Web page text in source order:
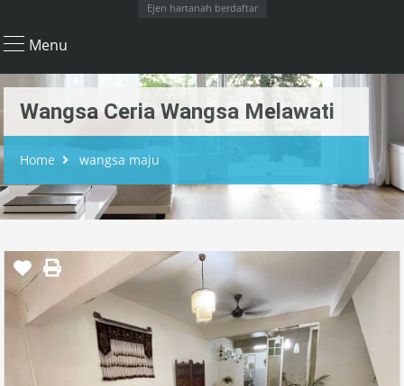
Ejen hartanah berdaftar
Menu
Wangsa Ceria Wangsa Melawati
Home wangsa maju